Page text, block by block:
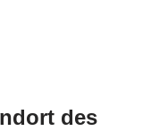
des